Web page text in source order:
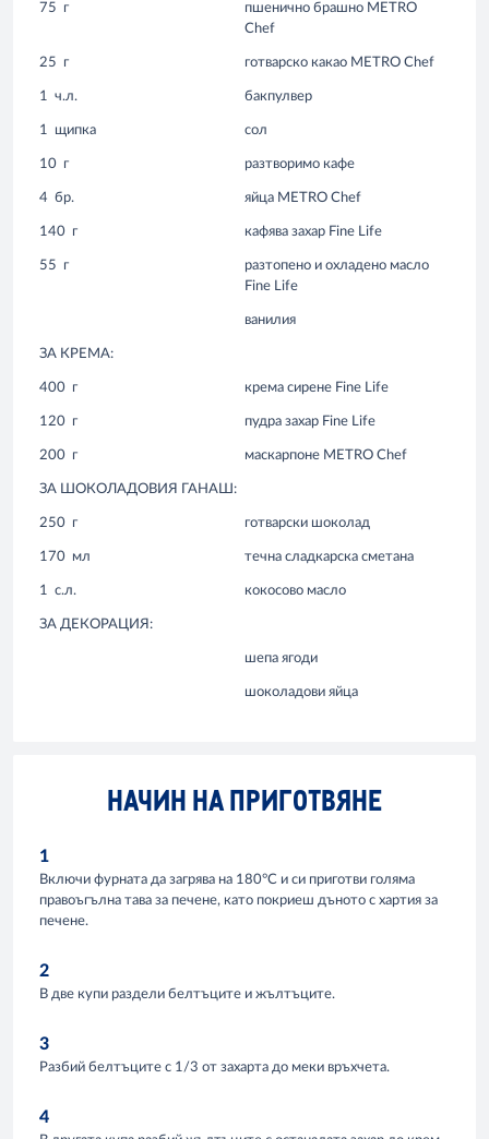
75 г
пшенично брашно METRO
Chef
25 г готварско какао METRO Chef
1 ч.л. бакпулвер
1 щипка сол
10 г разтворимо кафе
4 бр. яйца METRO Chef
140 г кафява захар Fine Life
55 г
разтопено и охладено масло
Fine Life
ванилия
ЗА КРЕМА:
400 г крема сирене Fine Life
120 г пудра захар Fine Life
200 г маскарпоне METRO Chef
ЗА ШОКОЛАДОВИЯ ГАНАШ:
250 г готварски шоколад
170 мл течна сладкарска сметана
1 с.л. кокосово масло
ЗА ДЕКОРАЦИЯ:
шепа ягоди
шоколадови яйца
НАЧИН НА ПРИГОТВЯНЕ
1
Включи фурната да загрява на 180°C и си приготви голяма
правоъгълна тава за печене, като покриеш дъното с хартия за
печене.
2
В две купи раздели белтъците и жълтъците.
3
Разбий белтъците с 1/3 от захарта до меки връхчета.
4